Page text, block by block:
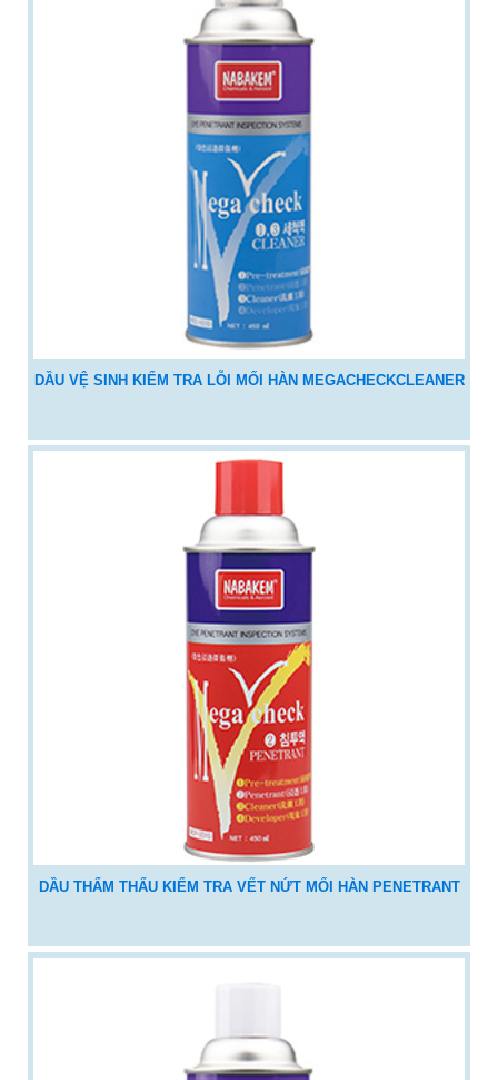
DẦU VỆ SINH KIỂM TRA LỖI MỐI HÀN MEGACHECKCLEANER
DẦU THẨM THẤU KIỂM TRA VẾT NỨT MỐI HÀN PENETRANT